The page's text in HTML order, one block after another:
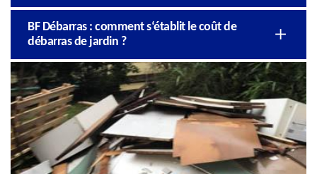
BF Débarras : comment s‘établit le coût de
débarras de jardin ?